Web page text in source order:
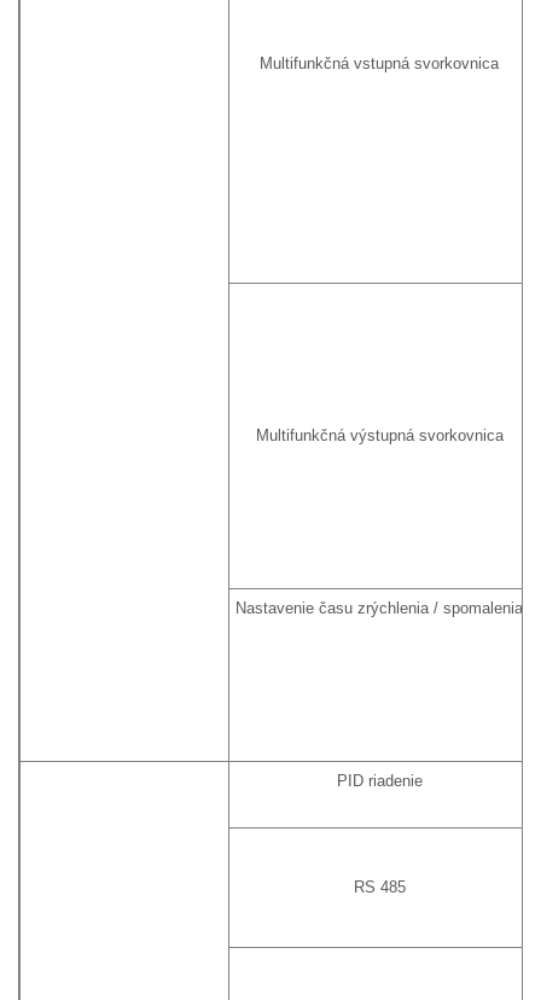
Multifunkčná vstupná svorkovnica
Multifunkčná výstupná svorkovnica
Nastavenie času zrýchlenia / spomalenia
PID riadenie
RS 485